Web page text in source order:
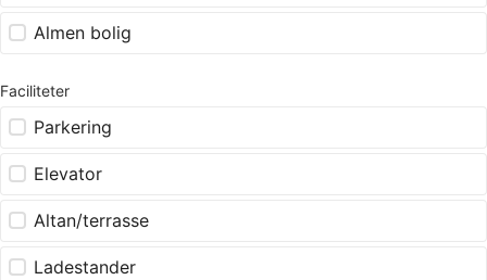
Almen bolig
Faciliteter
Parkering
Elevator
Altan/terrasse
Ladestander